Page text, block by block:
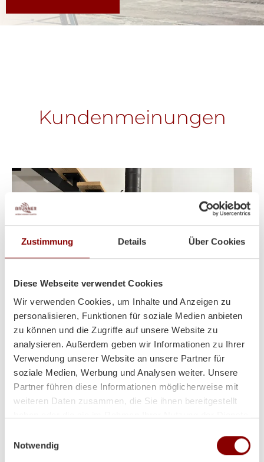
Zustimmung Details Über Cookies
Diese Webseite verwendet Cookies
Wir verwenden Cookies, um Inhalte und Anzeigen zu
personalisieren, Funktionen für soziale Medien anbieten
zu können und die Zugriffe auf unsere Website zu
analysieren. Außerdem geben wir Informationen zu Ihrer
Verwendung unserer Website an unsere Partner für
soziale Medien, Werbung und Analysen weiter. Unsere
Partner führen diese Informationen möglicherweise mit
weiteren Daten zusammen, die Sie ihnen bereitgestellt
Notwendig
Kundenmeinungen
Heizt super und sieht auch
noch toll dabei aus!
Hallo Herr Brunner
ich hoffe es geht Ihnen gut!